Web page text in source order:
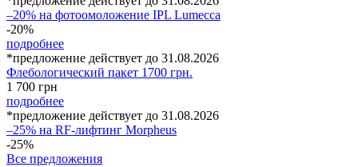
–20% на фотоомоложение IPL Lumecca
-20%
подробнее
*предложение действует до 31.08.2026
Флебологический пакет 1700 грн.
1 700 грн
подробнее
*предложение действует до 31.08.2026
–25% на RF-лифтинг Morpheus
-25%
Все предложения